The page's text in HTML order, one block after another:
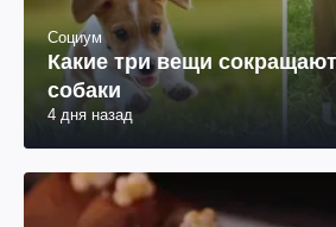
Социум
Какие три вещи
собаки
4 дня назад